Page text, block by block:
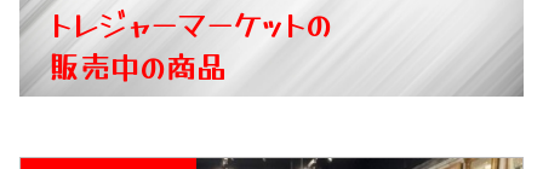
トレジャーマーケットの
販売中の商品